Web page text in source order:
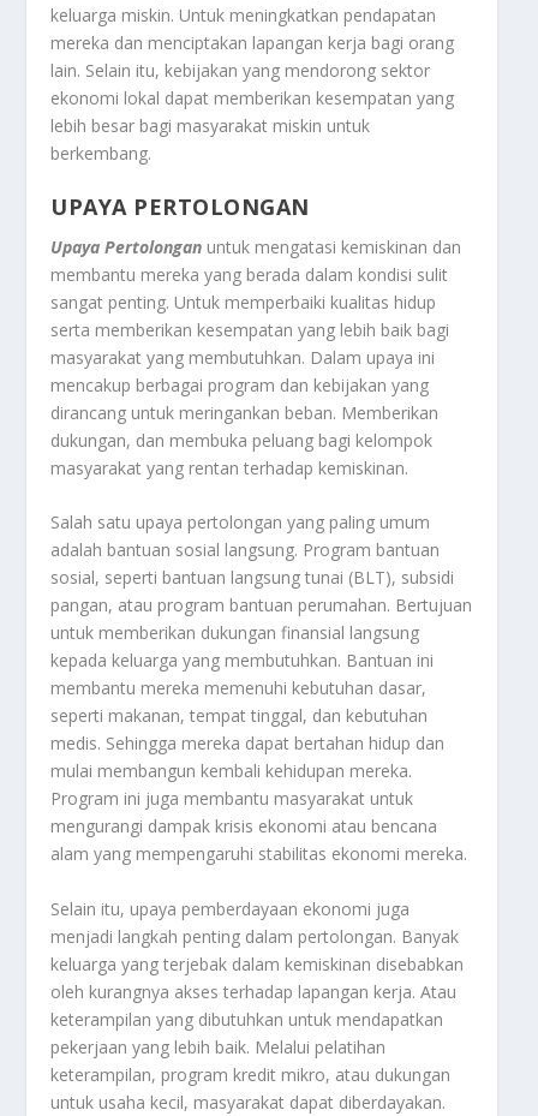
keluarga miskin. Untuk meningkatkan pendapatan
mereka dan menciptakan lapangan kerja bagi orang
lain. Selain itu, kebijakan yang mendorong sektor
ekonomi lokal dapat memberikan kesempatan yang
lebih besar bagi masyarakat miskin untuk
berkembang.
UPAYA PERTOLONGAN
Upaya Pertolongan untuk mengatasi kemiskinan dan
membantu mereka yang berada dalam kondisi sulit
sangat penting. Untuk memperbaiki kualitas hidup
serta memberikan kesempatan yang lebih baik bagi
masyarakat yang membutuhkan. Dalam upaya ini
mencakup berbagai program dan kebijakan yang
dirancang untuk meringankan beban. Memberikan
dukungan, dan membuka peluang bagi kelompok
masyarakat yang rentan terhadap kemiskinan.
Salah satu upaya pertolongan yang paling umum
adalah bantuan sosial langsung. Program bantuan
sosial, seperti bantuan langsung tunai (BLT), subsidi
pangan, atau program bantuan perumahan. Bertujuan
untuk memberikan dukungan finansial langsung
kepada keluarga yang membutuhkan. Bantuan ini
membantu mereka memenuhi kebutuhan dasar,
seperti makanan, tempat tinggal, dan kebutuhan
medis. Sehingga mereka dapat bertahan hidup dan
mulai membangun kembali kehidupan mereka.
Program ini juga membantu masyarakat untuk
mengurangi dampak krisis ekonomi atau bencana
alam yang mempengaruhi stabilitas ekonomi mereka.
Selain itu, upaya pemberdayaan ekonomi juga
menjadi langkah penting dalam pertolongan. Banyak
keluarga yang terjebak dalam kemiskinan disebabkan
oleh kurangnya akses terhadap lapangan kerja. Atau
keterampilan yang dibutuhkan untuk mendapatkan
pekerjaan yang lebih baik. Melalui pelatihan
keterampilan, program kredit mikro, atau dukungan
untuk usaha kecil, masyarakat dapat diberdayakan.